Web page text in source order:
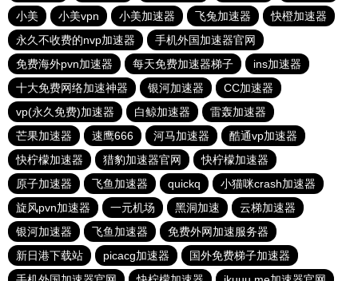
小美
小美vpn 小美加速器 飞兔加速器
快橙加速器
永久不收费的nvp加速器
手机外国加速器官网
免费海外pvn加速器
每天免费加速器梯子
ins加速器
十大免费网络加速神器
银河加速器
CC加速器
vp(永久免费)加速器
白鲸加速器
雷轰加速器
芒果加速器
速鹰666 河马加速器
酷通vp加速器
快柠檬加速器
猎豹加速器官网
快柠檬加速器
原子加速器
飞鱼加速器 quickq
小猫咪crash加速器
旋风pvn加速器
一元机场 黑洞加速
云梯加速器
银河加速器
飞鱼加速器
免费外网加速服务器
新日港下载站
picacg加速器
国外免费梯子加速器